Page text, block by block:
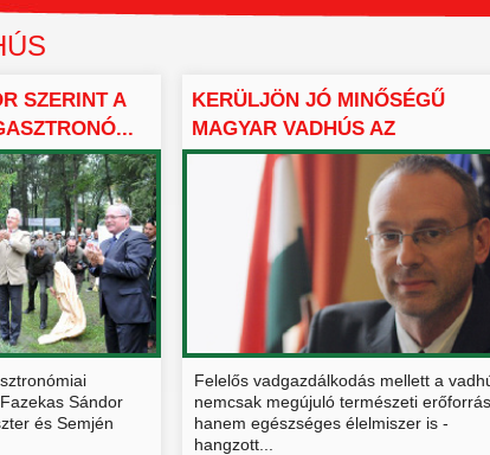
SZERINT A
Sándor
és Semjén
KERÜLJÖN JÓ MINŐSÉGŰ
MAGYAR VADHÚS AZ
ASZTALOKRA...
Felelős vadgazdálkodás mellett a
nemcsak megújuló természeti erőforrás,
hanem egészséges élelmiszer is -
hangzott...